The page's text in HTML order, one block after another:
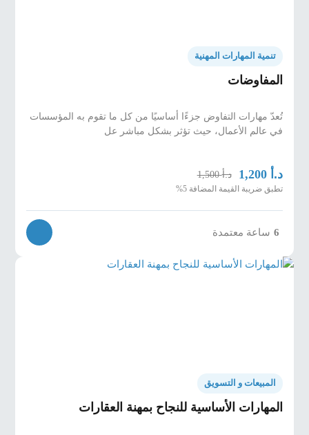
تنمية المهارات المهنية
المفاوضات
تُعدّ مهارات التفاوض جزءًا أساسيًا من كل ما تقوم به المؤسسات
في عالم الأعمال، حيث تؤثر بشكل مباشر عل
د.أ 1,200 د.أ1,500
تطبق ضريبة القيمة المضافة 5%
6 ساعة معتمدة
المبيعات و التسويق
المهارات الأساسية للنجاح بمهنة العقارات